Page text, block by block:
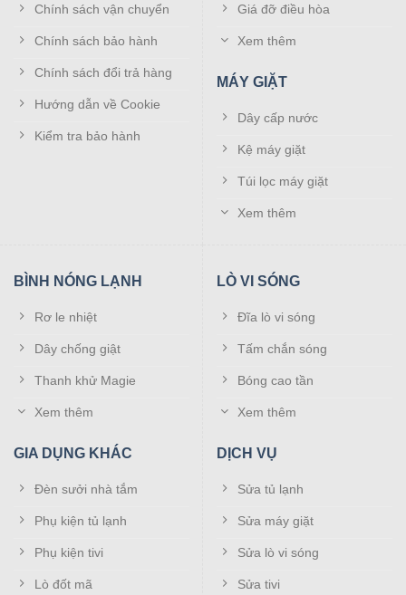
Chính sách vận chuyển
Chính sách bảo hành
Chính sách đổi trả hàng
Hướng dẫn về Cookie
Kiểm tra bảo hành
Giá đỡ điều hòa
Xem thêm
MÁY GIẶT
Dây cấp nước
Kệ máy giặt
Túi lọc máy giặt
Xem thêm
BÌNH NÓNG LẠNH
Rơ le nhiệt
Dây chống giật
Thanh khử Magie
Xem thêm
GIA DỤNG KHÁC
Đèn sưởi nhà tắm
Phụ kiện tủ lạnh
Phụ kiện tivi
Lò đốt mã
LÒ VI SÓNG
Đĩa lò vi sóng
Tấm chắn sóng
Bóng cao tần
Xem thêm
DỊCH VỤ
Sửa tủ lạnh
Sửa máy giặt
Sửa lò vi sóng
Sửa tivi